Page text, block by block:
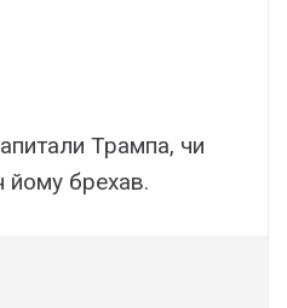
Трампа, чи
йому брехав.